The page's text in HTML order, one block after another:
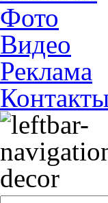
Фото
Видео
Реклама